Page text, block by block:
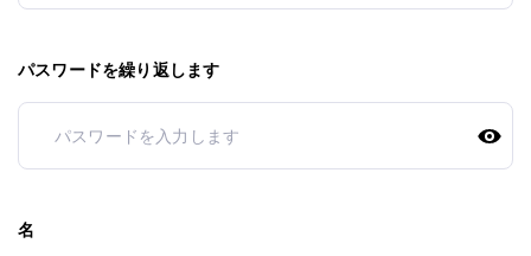
パスワードを繰り返します
名